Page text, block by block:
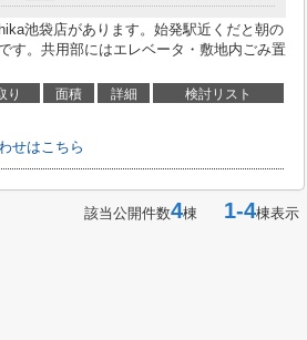
池袋店があります。始発駅近くだと朝の
す。共用部にはエレベータ・敷地内ごみ置
り 面積 詳細 検討リスト
せはこちら
該当公開件数4棟 1-4棟表示